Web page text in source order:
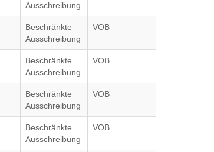
Ausschreibung
Beschränkte
Ausschreibung
VOB
Beschränkte
Ausschreibung
VOB
Beschränkte
Ausschreibung
VOB
Beschränkte
Ausschreibung
VOB